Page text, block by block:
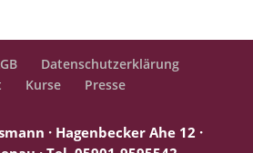
Datenschutzerklärung
Kurse Presse
· Hagenbecker Ahe 12 ·